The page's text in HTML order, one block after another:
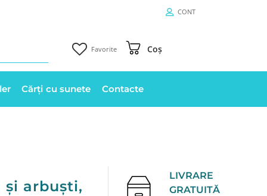
CONT
Favorite Coș
Cărți cu sunete Contacte
și arbuști,
LIVRARE
GRATUITĂ